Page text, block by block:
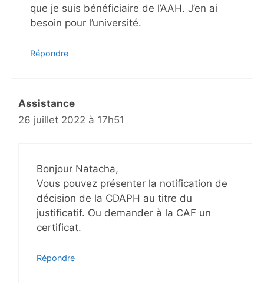
que je suis bénéficiaire de l’AAH. J’en ai
besoin pour l’université.
Répondre
Assistance
26 juillet 2022 à 17h51
Bonjour Natacha,
Vous pouvez présenter la notification de
décision de la CDAPH au titre du
justificatif. Ou demander à la CAF un
certificat.
Répondre